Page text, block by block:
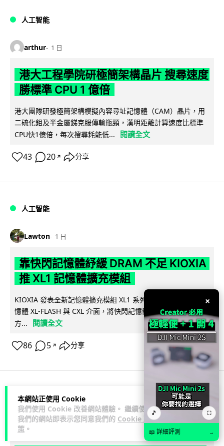
本網站正使用 Cookie
我們使用 Cookie 改善網站體驗。 繼續使用
我們的網站即表示您同意我們的 Cookie 政
策 。
人工智能
arthur 1 日
港大工程學院研極簡架構晶片 搜尋速度
勝標準 CPU 1 億倍
港大團隊研發極簡架構模擬內容尋址記憶體（CAM）晶片，用
二硫化鉬及半金屬銻克服傳輸瓶頸，漢明距離計算速度比標準
CPU快1億倍，每次搜尋耗能低...
閱讀全文
43 20 ↗ 分享
人工智能
Lawton 1 日
靠快閃記憶體紓緩 DRAM 不足 KIOXIA
推 XL1 記憶體擴充模組
KIOXIA 發表全新記憶體擴充模組 XL1 系列，結合低延遲快閃記
憶體 XL-FLASH 與 CXL 介面，將快閃記憶體轉化為記憶體擴充
方...
閱讀全文
86 5 ↗ 分享
商業科技 資訊保安
Lawton 1 日
×
🎵 ⛶
📖 詳細評測 →